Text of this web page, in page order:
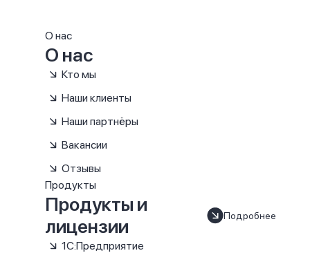
О нас
О нас
Кто мы
Наши клиенты
Наши партнёры
Вакансии
Отзывы
Продукты
Продукты и
лицензии
Подробнее
1С:Предприятие